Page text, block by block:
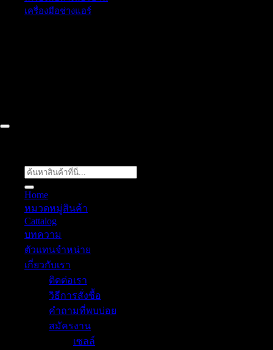
เครื่องมือช่างแอร์
Home
หมวดหมู่สินค้า
Cattalog
บทความ
ตัวแทนจำหน่าย
เกี่ยวกับเรา
ติดต่อเรา
วิธีการสั่งซื้อ
คำถามที่พบบ่อย
สมัครงาน
เซลล์